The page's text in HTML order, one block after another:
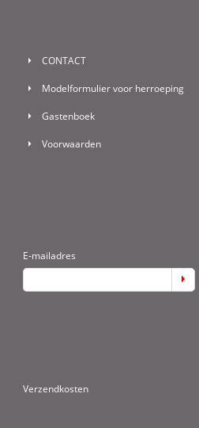
CONTACT
Modelformulier voor herroeping
Gastenboek
Voorwaarden
E-mailadres
Verzendkosten